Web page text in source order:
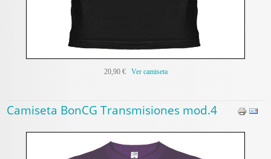
20,90 € Ver camiseta
Camiseta BonCG Transmisiones mod.4